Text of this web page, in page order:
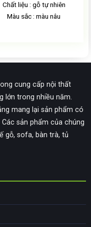
Chất liệu : gỗ tự nhiên
Màu sắc : màu nâu
cung cấp nội thất
lớn trong nhiều năm.
mang lại sản phẩm có
sản phẩm của chúng
gỗ, sofa, bàn trà, tủ